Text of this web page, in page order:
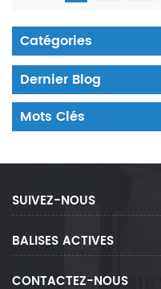
Catégories
Dernier Blog
Mots Clés
SUIVEZ-NOUS
BALISES ACTIVES
CONTACTEZ-NOUS